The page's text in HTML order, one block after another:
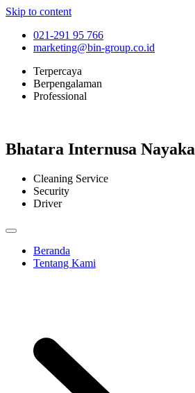
Skip to content
021-291 95 766
marketing@bin-group.co.id
Terpercaya
Berpengalaman
Professional
Bhatara Internusa Nayaka
Cleaning Service
Security
Driver
Beranda
Tentang Kami